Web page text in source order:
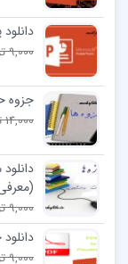
9,000 تومان
جزوه حقوق
14,000 تومان
9,000 تومان
9,000 تومان